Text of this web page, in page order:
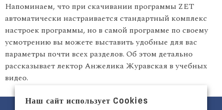
Напоминаем, что при скачивании программы ZET
автоматически настраивается стандартный комплекс
настроек программы, но в самой программе по своему
усмотрению вы можете выставить удобные для вас
параметры почти всех разделов. Об этом детально
рассказывает лектор Анжелика Журавская в учебных
видео.
Наш сайт использует Cookies